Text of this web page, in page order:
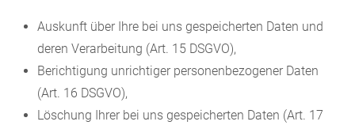
Auskunft über Ihre bei uns gespeicherten Daten und
deren Verarbeitung (Art. 15 DSGVO),
Berichtigung unrichtiger personenbezogener Daten
(Art. 16 DSGVO),
Löschung Ihrer bei uns gespeicherten Daten (Art. 17